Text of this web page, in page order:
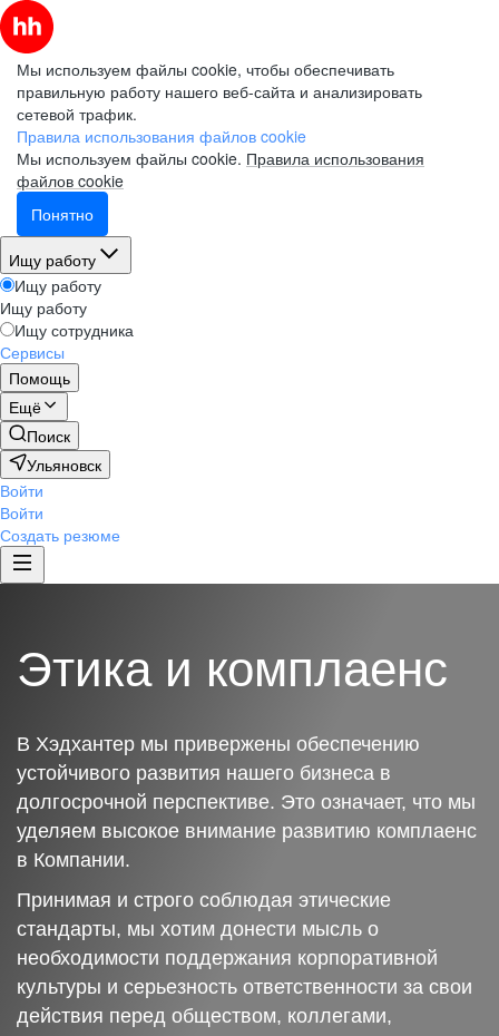
Мы используем файлы cookie, чтобы обеспечивать
правильную работу нашего веб-сайта и анализировать
сетевой трафик.
Правила использования файлов cookie
Мы используем файлы cookie. Правила использования
файлов cookie
Понятно
Ищу работу
Ищу работу
Ищу работу
Ищу сотрудника
Сервисы
Помощь
Ещё
Поиск
Ульяновск
Войти
Войти
Создать резюме
Этика и комплаенс
В Хэдхантер мы привержены обеспечению
устойчивого развития нашего бизнеса в
долгосрочной перспективе. Это означает, что мы
уделяем высокое внимание развитию комплаенс
в Компании.
Принимая и строго соблюдая этические
стандарты, мы хотим донести мысль о
необходимости поддержания корпоративной
культуры и серьезность ответственности за свои
действия перед обществом, коллегами,